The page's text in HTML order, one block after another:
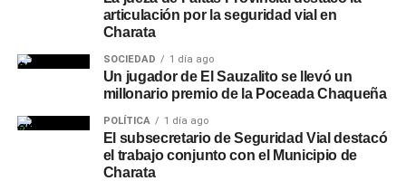
articulación por la seguridad vial en
Charata
SOCIEDAD 1 día ago
Un jugador de El Sauzalito se llevó un
millonario premio de la Poceada Chaqueña
POLÍTICA 1 día ago
El subsecretario de Seguridad Vial destacó
el trabajo conjunto con el Municipio de
Charata